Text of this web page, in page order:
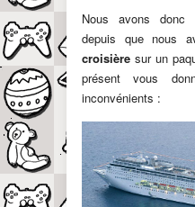
Nous avons donc
depuis que nous
croisière sur un
présent vous
inconvénients :